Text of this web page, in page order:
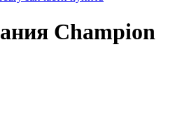
Champion